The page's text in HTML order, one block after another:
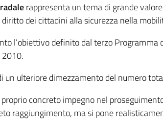
rappresenta un tema di grande
dei cittadini alla sicurezza nella
l’obiettivo definito dal terzo Programma
un ulteriore dimezzamento del numero
concreto impegno nel
raggiungimento, ma si pone